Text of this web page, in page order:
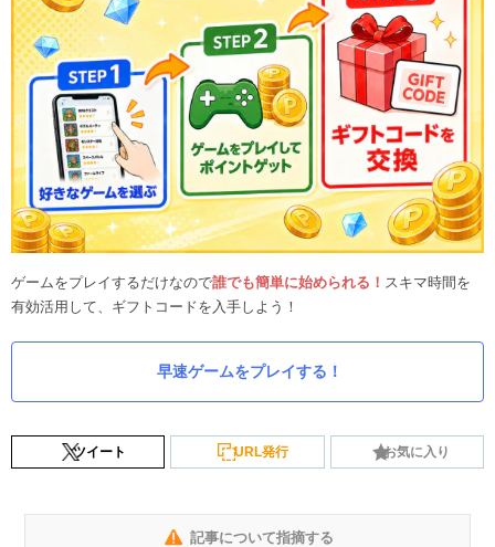
ゲームをプレイするだけなので誰でも簡単に始められる！ スキマ時間を
有効活用して、ギフトコードを入手しよう！
早速ゲームをプレイする！
ツイート URL発行 お気に入り
記事について指摘する